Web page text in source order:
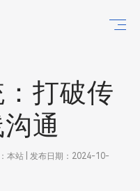
打破传
通
本站 | 发布日期：2024-10-